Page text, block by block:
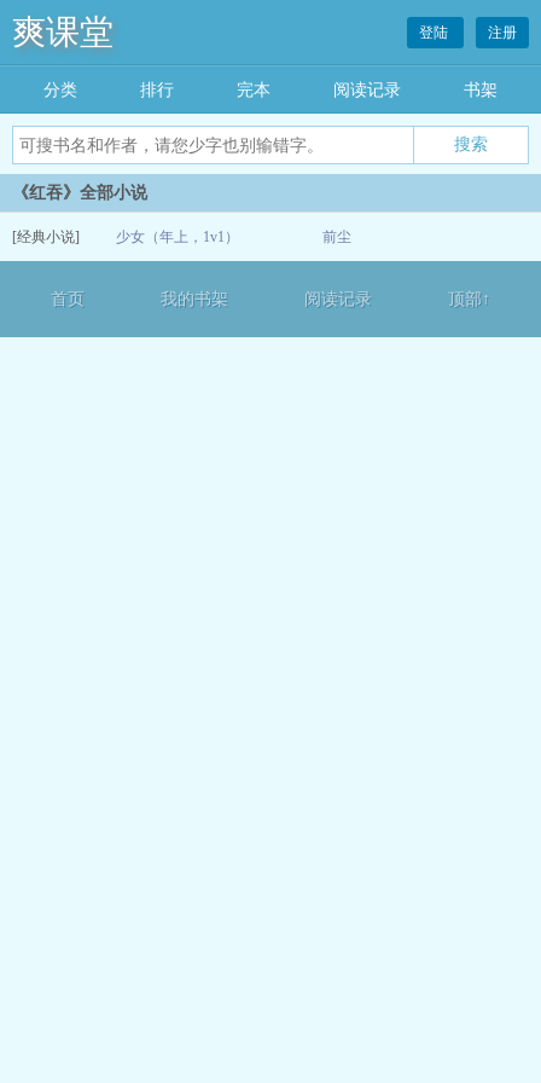
爽课堂 登陆 注册
分类 排行 完本 阅读记录 书架
《红吞》全部小说
[经典小说] 少女（年上，1v1） 前尘
首页 我的书架 阅读记录 顶部↑